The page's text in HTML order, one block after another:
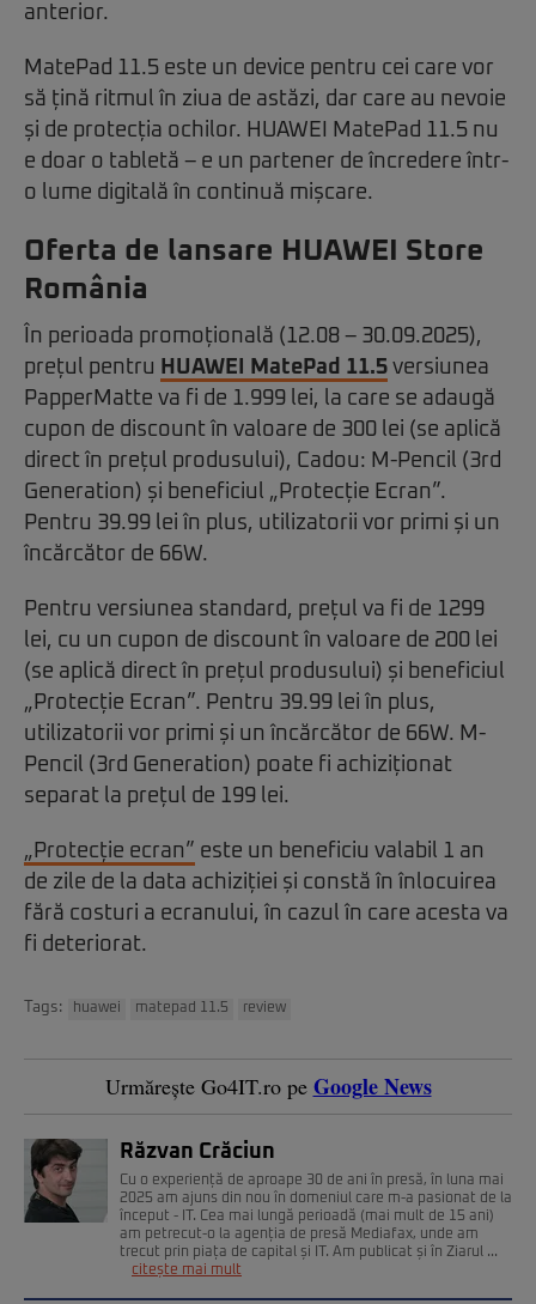
anterior.
MatePad 11.5 este un device pentru cei care vor
să țină ritmul în ziua de astăzi, dar care au nevoie
și de protecția ochilor. HUAWEI MatePad 11.5 nu
e doar o tabletă – e un partener de încredere într-
o lume digitală în continuă mișcare.
Oferta de lansare HUAWEI Store
România
În perioada promoțională (12.08 – 30.09.2025),
prețul pentru HUAWEI MatePad 11.5 versiunea
PapperMatte va fi de 1.999 lei, la care se adaugă
cupon de discount în valoare de 300 lei (se aplică
direct în prețul produsului), Cadou: M-Pencil (3rd
Generation) și beneficiul „Protecție Ecran”.
Pentru 39.99 lei în plus, utilizatorii vor primi și un
încărcător de 66W.
Pentru versiunea standard, prețul va fi de 1299
lei, cu un cupon de discount în valoare de 200 lei
(se aplică direct în prețul produsului) și beneficiul
„Protecție Ecran”. Pentru 39.99 lei în plus,
utilizatorii vor primi și un încărcător de 66W. M-
Pencil (3rd Generation) poate fi achiziționat
separat la prețul de 199 lei.
„Protecție ecran” este un beneficiu valabil 1 an
de zile de la data achiziției și constă în înlocuirea
fără costuri a ecranului, în cazul în care acesta va
fi deteriorat.
Tags: huawei matepad 11.5 review
Urmărește Go4IT.ro pe Google News
Răzvan Crăciun
Cu o experiență de aproape 30 de ani în presă, în luna mai
2025 am ajuns din nou în domeniul care m-a pasionat de la
început - IT. Cea mai lungă perioadă (mai mult de 15 ani)
am petrecut-o la agenția de presă Mediafax, unde am
trecut prin piața de capital și IT. Am publicat și în Ziarul ...
citește mai mult